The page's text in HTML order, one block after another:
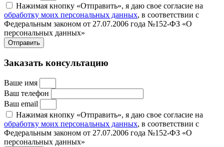
Нажимая кнопку «Отправить», я даю свое согласие на
обработку моих персональных данных, в соответствии с
Федеральным законом от 27.07.2006 года №152-ФЗ «О
персональных данных»
Отправить
Заказать консультацию
Ваше имя
Ваш телефон
Ваш email
Нажимая кнопку «Отправить», я даю свое согласие на
обработку моих персональных данных, в соответствии с
Федеральным законом от 27.07.2006 года №152-ФЗ «О
персональных данных»